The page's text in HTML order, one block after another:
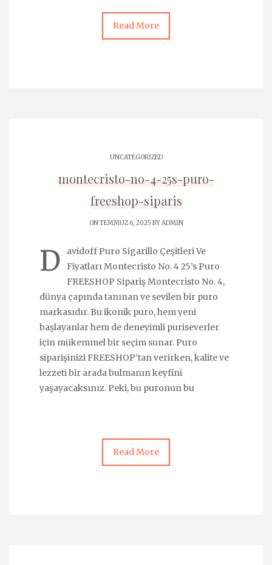
Read More
UNCATEGORIZED
montecristo-no-4-25s-puro-
freeshop-siparis
ON TEMMUZ 6, 2025 BYADMIN
D
avidoff Puro Sigarillo Çeşitleri Ve
Fiyatları Montecristo No. 4 25’s Puro
FREESHOP Sipariş Montecristo No. 4,
dünya çapında tanınan ve sevilen bir puro
markasıdır. Bu ikonik puro, hem yeni
başlayanlar hem de deneyimli puriseverler
için mükemmel bir seçim sunar. Puro
siparişinizi FREESHOP’tan verirken, kalite ve
lezzeti bir arada bulmanın keyfini
yaşayacaksınız. Peki, bu puronun bu
Read More